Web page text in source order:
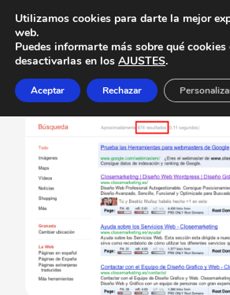
Utilizamos cookies para darte la mejor
web.
Puedes informarte más sobre qué
desactivarlas en los AJUSTES.
Aceptar Rechazar